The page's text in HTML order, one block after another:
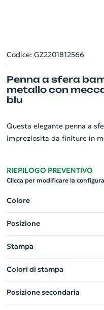
Codice: GZ2201812566
Penna a sfera
metallo con
blu
Questa elegante penna a
impreziosita da finiture in
dotazione. La clip in
all'ambiente e cura del
essenziale e funzionalità.
RIEPILOGO PREVENTIVO
Clicca per modificare la
Colore
Posizione
Stampa
Colori di stampa
Posizione secondaria